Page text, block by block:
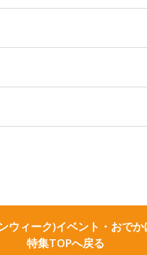
ウィーク)イベント・おでか
特集TOPへ戻る